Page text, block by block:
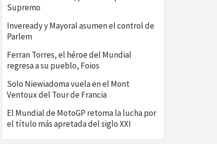
Supremo
Inveready y Mayoral asumen el control de
Parlem
Ferran Torres, el héroe del Mundial
regresa a su pueblo, Foios
Solo Niewiadoma vuela en el Mont
Ventoux del Tour de Francia
El Mundial de MotoGP retoma la lucha por
el título más apretada del siglo XXI